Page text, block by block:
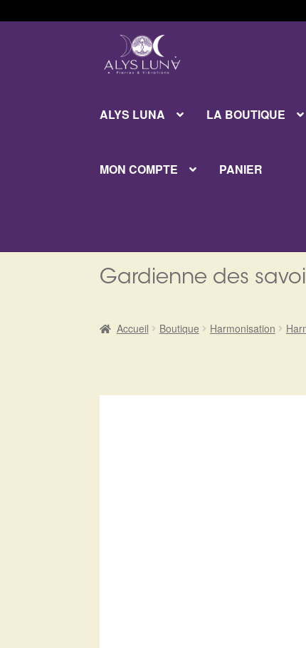
Aller
la
Aller
au
contenu
ALYS LUNA LA BOUTIQUE
MON COMPTE PANIER
Gardienne des
Accueil Boutique Harmonisation